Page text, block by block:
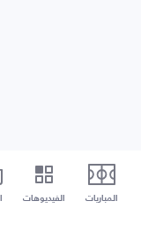
المباريات الفيديوهات